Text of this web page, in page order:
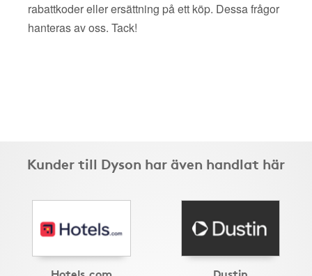
rabattkoder eller ersättning på ett köp. Dessa frågor
hanteras av oss. Tack!
Kunder till Dyson har även handlat här